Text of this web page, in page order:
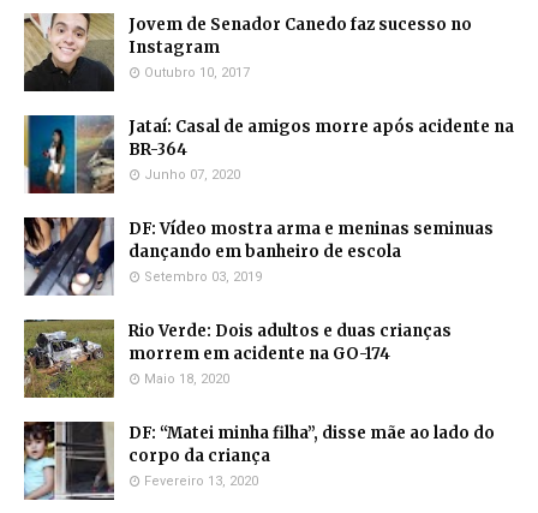
Jovem de Senador Canedo faz sucesso no
Instagram
Outubro 10, 2017
Jataí: Casal de amigos morre após acidente na
BR-364
Junho 07, 2020
DF: Vídeo mostra arma e meninas seminuas
dançando em banheiro de escola
Setembro 03, 2019
Rio Verde: Dois adultos e duas crianças
morrem em acidente na GO-174
Maio 18, 2020
DF: “Matei minha filha”, disse mãe ao lado do
corpo da criança
Fevereiro 13, 2020